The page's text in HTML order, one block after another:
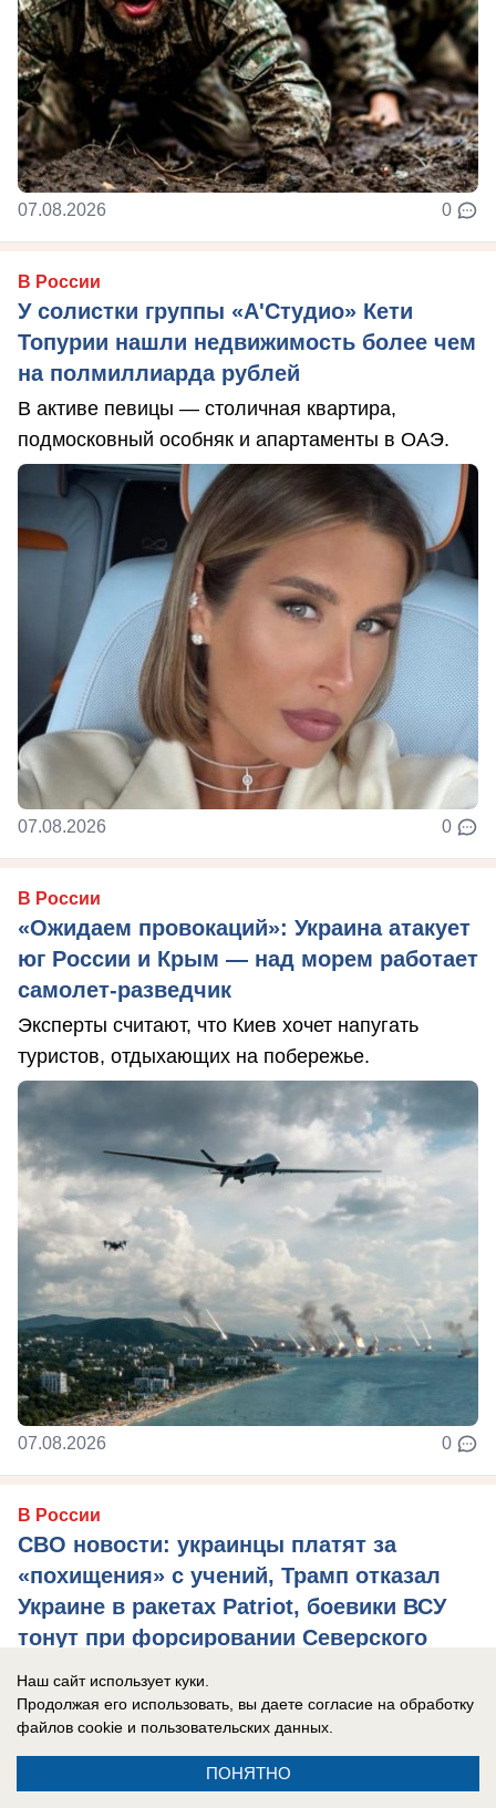
07.08.2026 0
В России
У солистки группы «А'Студио» Кети
Топурии нашли недвижимость более чем
на полмиллиарда рублей
В активе певицы — столичная квартира,
подмосковный особняк и апартаменты в ОАЭ.
07.08.2026 0
В России
«Ожидаем провокаций»: Украина атакует
юг России и Крым — над морем работает
самолет-разведчик
Эксперты считают, что Киев хочет напугать
туристов, отдыхающих на побережье.
07.08.2026 0
В России
СВО новости: украинцы платят за
«похищения» с учений, Трамп отказал
Украине в ракетах Patriot, боевики ВСУ
тонут при форсировании Северского
Главные новости СВО на утро 7 августа 2026
года.
Наш сайт использует куки.
Продолжая его использовать, вы даете согласие на обработку
файлов cookie и пользовательских данных.
ПОНЯТНО